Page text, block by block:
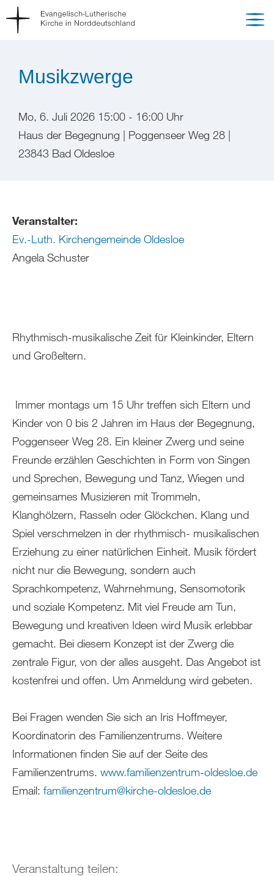
Musikzwerge
Mo, 6. Juli 2026 15:00 - 16:00 Uhr
Haus der Begegnung | Poggenseer Weg 28 |
23843 Bad Oldesloe
Veranstalter:
Ev.-Luth. Kirchengemeinde Oldesloe
Angela Schuster
Rhythmisch-musikalische Zeit für Kleinkinder, Eltern
und Großeltern.
Immer montags um 15 Uhr treffen sich Eltern und
Kinder von 0 bis 2 Jahren im Haus der Begegnung,
Poggenseer Weg 28. Ein kleiner Zwerg und seine
Freunde erzählen Geschichten in Form von Singen
und Sprechen, Bewegung und Tanz, Wiegen und
gemeinsames Musizieren mit Trommeln,
Klanghölzern, Rasseln oder Glöckchen. Klang und
Spiel verschmelzen in der rhythmisch- musikalischen
Erziehung zu einer natürlichen Einheit. Musik fördert
nicht nur die Bewegung, sondern auch
Sprachkompetenz, Wahrnehmung, Sensomotorik
und soziale Kompetenz. Mit viel Freude am Tun,
Bewegung und kreativen Ideen wird Musik erlebbar
gemacht. Bei diesem Konzept ist der Zwerg die
zentrale Figur, von der alles ausgeht. Das Angebot ist
kostenfrei und offen. Um Anmeldung wird gebeten.
Bei Fragen wenden Sie sich an Iris Hoffmeyer,
Koordinatorin des Familienzentrums. Weitere
Informationen finden Sie auf der Seite des
Familienzentrums. www.familienzentrum-oldesloe.de
Email: familienzentrum@kirche-oldesloe.de
Veranstaltung teilen: